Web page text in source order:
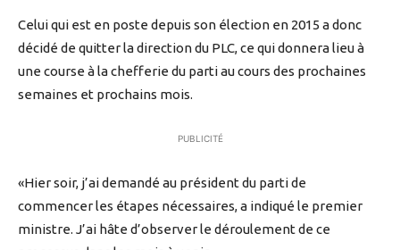
Celui qui est en poste depuis son élection en 2015 a donc
décidé de quitter la direction du PLC, ce qui donnera lieu à
une course à la chefferie du parti au cours des prochaines
semaines et prochains mois.
PUBLICITÉ
«Hier soir, j’ai demandé au président du parti de
commencer les étapes nécessaires, a indiqué le premier
ministre. J’ai hâte d’observer le déroulement de ce